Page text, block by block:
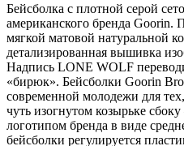
Бейсболка с плотной серой
американского бренда Goorin.
мягкой матовой натуральной
детализированная вышивка
Надпись LONE WOLF
«бирюк». Бейсболки Goorin
современной молодежи для
чуть изогнутом козырьке
логотипом бренда в виде
бейсболки регулируется